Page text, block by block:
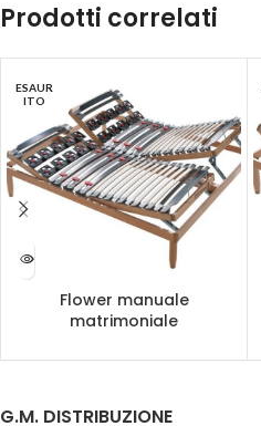
Prodotti correlati
ESAUR
ITO
Flower manuale
matrimoniale
G.M. DISTRIBUZIONE